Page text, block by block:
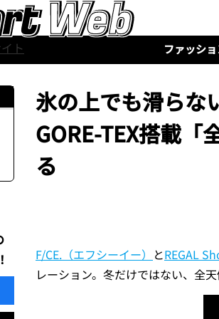
ト
ファッシ
氷の上でも滑らな
GORE-TEX搭載「
る
F/CE.（エフシーイー） とREGAL
レーション。冬だけではない、全